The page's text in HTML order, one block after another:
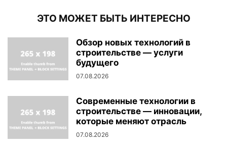
ЭТО МОЖЕТ БЫТЬ ИНТЕРЕСНО
Обзор новых технологий в
строительстве — услуги
будущего
07.08.2026
Современные технологии в
строительстве — инновации,
которые меняют отрасль
07.08.2026